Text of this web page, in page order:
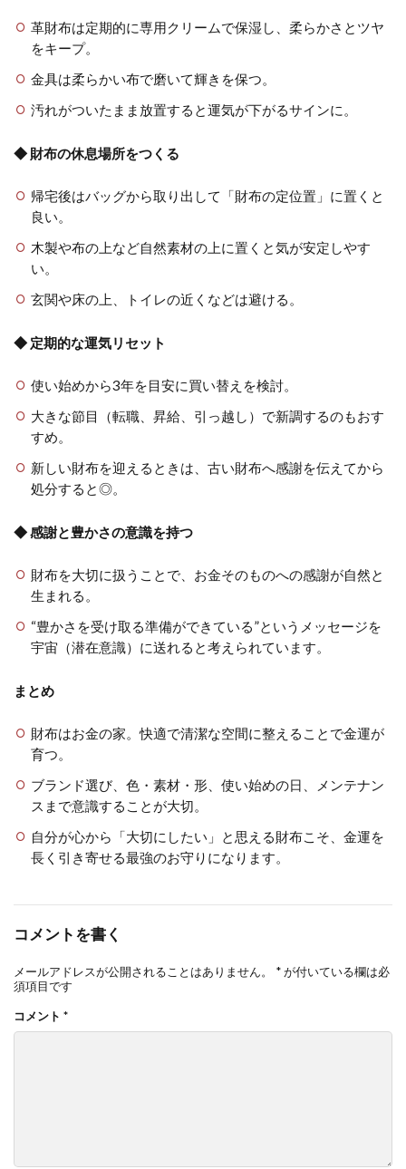
革財布は定期的に専用クリームで保湿し、柔らかさとツヤ
をキープ。
金具は柔らかい布で磨いて輝きを保つ。
汚れがついたまま放置すると運気が下がるサインに。
◆ 財布の休息場所をつくる
帰宅後はバッグから取り出して「財布の定位置」に置くと
良い。
木製や布の上など自然素材の上に置くと気が安定しやす
い。
玄関や床の上、トイレの近くなどは避ける。
◆ 定期的な運気リセット
使い始めから3年を目安に買い替えを検討。
大きな節目（転職、昇給、引っ越し）で新調するのもおす
すめ。
新しい財布を迎えるときは、古い財布へ感謝を伝えてから
処分すると◎。
◆ 感謝と豊かさの意識を持つ
財布を大切に扱うことで、お金そのものへの感謝が自然と
生まれる。
“豊かさを受け取る準備ができている”というメッセージを
宇宙（潜在意識）に送れると考えられています。
まとめ
財布はお金の家。快適で清潔な空間に整えることで金運が
育つ。
ブランド選び、色・素材・形、使い始めの日、メンテナン
スまで意識することが大切。
自分が心から「大切にしたい」と思える財布こそ、金運を
長く引き寄せる最強のお守りになります。
コメントを書く
メールアドレスが公開されることはありません。 *が付いている欄は必
須項目です
コメント *